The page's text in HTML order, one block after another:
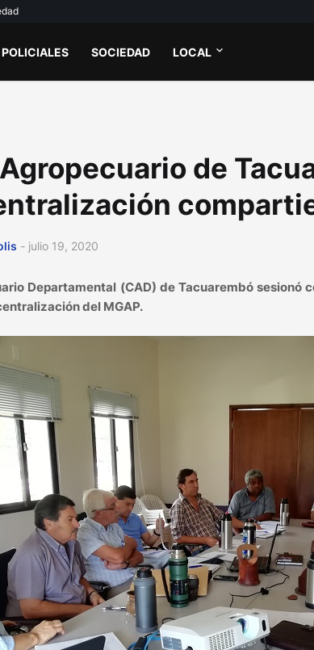
POLICIALES SOCIEDAD LOCAL
de
- julio 19, 2020
Departamental (CAD) de Tacuarembó sesionó
del MGAP.